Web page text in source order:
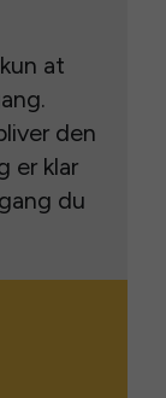
at
den
er klar
du